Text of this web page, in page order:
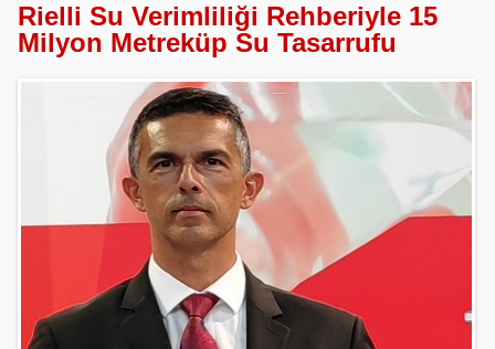
Rielli Su Verimliliği Rehberiyle 15
Milyon Metreküp Su Tasarrufu